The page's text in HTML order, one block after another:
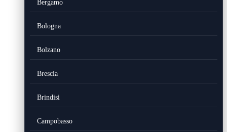
Bergamo
Bologna
Bolzano
Brescia
Brindisi
Campobasso